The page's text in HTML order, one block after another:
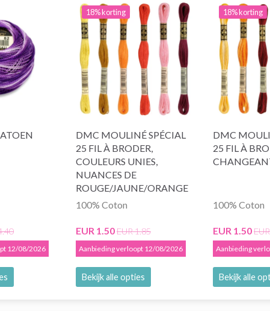
12/08/2026
18% korting
DMC MOULINÉ SPÉCIAL
25 FIL À BRODER,
COULEURS UNIES,
NUANCES DE
ROUGE/JAUNE/ORANGE
100% Coton
EUR 1.50EUR 1.85
Aanbieding verloopt 12/08/2026
Bekijk alle opties
18% korting
DMC
25 FIL À
100% Coton
EUR 1.50
Aanbieding
Bekijk alle